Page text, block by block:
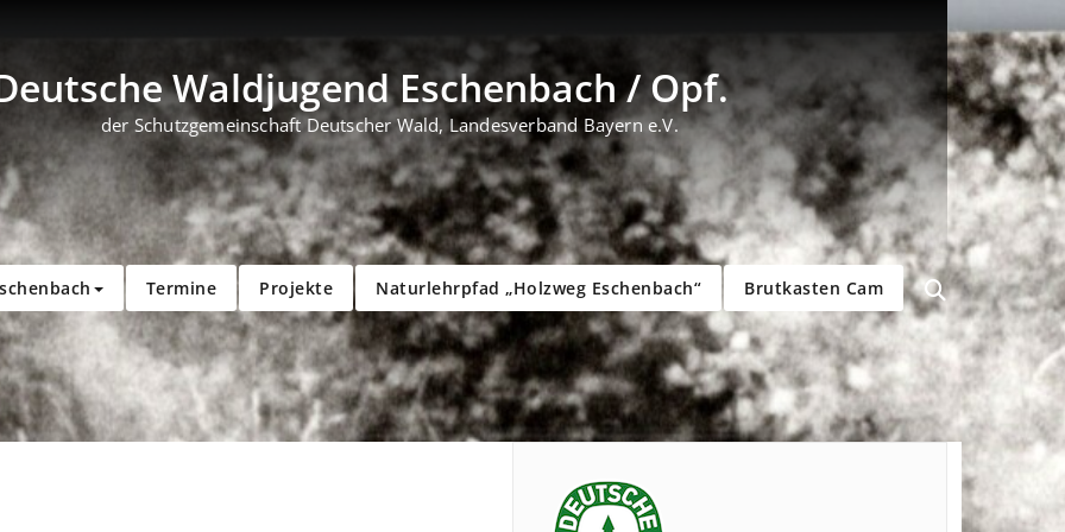
Waldjugend Eschenbach / Opf.
der Schutzgemeinschaft Deutscher Wald, Landesverband Bayern e.V.
Termine Projekte Naturlehrpfad „Holzweg Eschenbach“ Brutkasten Cam